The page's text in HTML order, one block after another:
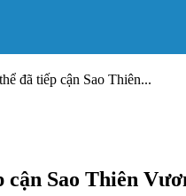
đã tiếp cận Sao Thiên...
cận Sao Thiên